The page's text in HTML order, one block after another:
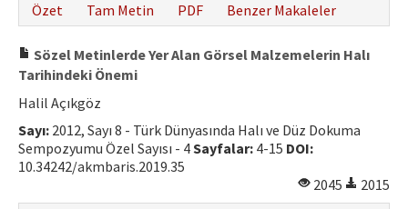
Özet
Tam Metin PDF Benzer Makaleler
Sözel Metinlerde Yer Alan Görsel Malzemelerin Halı
Tarihindeki Önemi
Halil Açıkgöz
Sayı: 2012, Sayı 8 - Türk Dünyasında Halı ve Düz Dokuma
Sempozyumu Özel Sayısı - 4Sayfalar: 4-15 DOI:
10.34242/akmbaris.2019.35
2045
2015